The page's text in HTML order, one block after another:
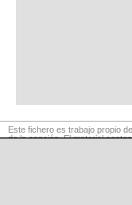
Este fichero es trabajo propio
de la canción. El material